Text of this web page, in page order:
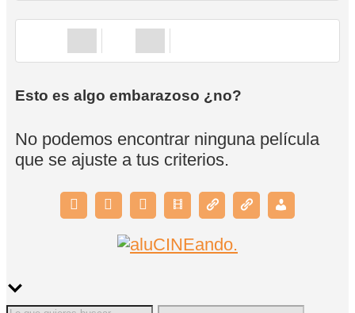
Esto es algo embarazoso ¿no?
No podemos encontrar ninguna película
que se ajuste a tus criterios.